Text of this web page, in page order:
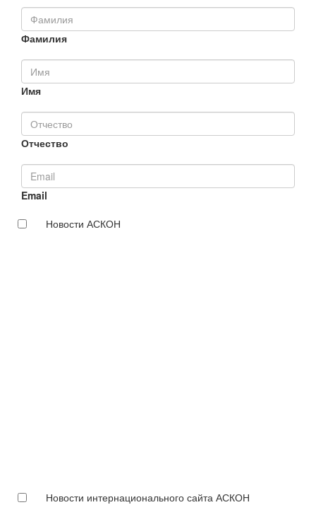
Фамилия
Имя
Отчество
Email
Новости АСКОН
Новости интернационального сайта АСКОН